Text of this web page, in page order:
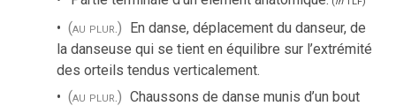
(au plur.) En danse, déplacement du danseur, de
la danseuse qui se tient en équilibre sur l’extrémité
des orteils tendus verticalement.
(au plur.) Chaussons de danse munis d’un bout